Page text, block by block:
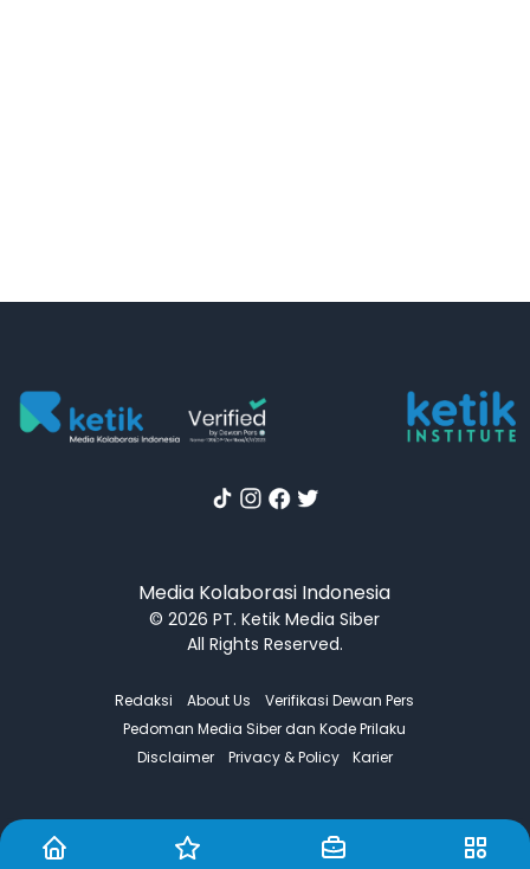
Media Kolaborasi Indonesia
© 2026 PT. Ketik Media Siber
All Rights Reserved.
Redaksi About Us
Verifikasi Dewan Pers
Pedoman Media Siber dan Kode Prilaku
Disclaimer
Privacy & Policy Karier